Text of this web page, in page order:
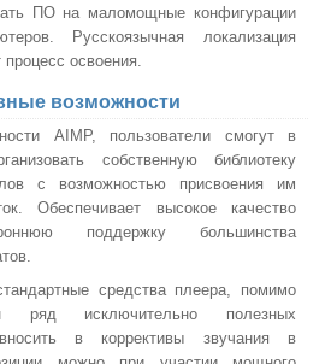
ПО на маломощные конфигурации
Русскоязычная локализация
освоения.
возможности
AIMP, пользователи смогут в
собственную библиотеку
с возможностью присвоения им
Обеспечивает высокое качество
поддержку большинства
средства плеера, помимо
ряд исключительно полезных
в коррективы звучания в